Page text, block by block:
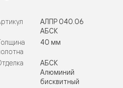
АЛПР 040.06
АБСК
40 мм
АБСК
Алюминий
бисквитный